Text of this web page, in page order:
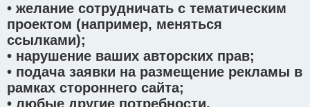
• желание сотрудничать с тематическим
проектом (например, меняться
ссылками);
• нарушение ваших авторских прав;
• подача заявки на размещение рекламы в
рамках стороннего сайта;
• любые другие потребности,